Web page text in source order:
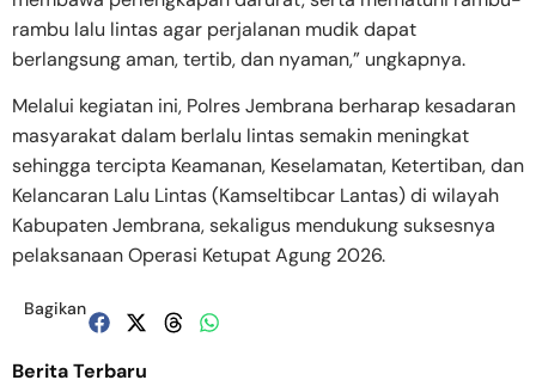
rambu lalu lintas agar perjalanan mudik dapat
berlangsung aman, tertib, dan nyaman,” ungkapnya.
Melalui kegiatan ini, Polres Jembrana berharap kesadaran
masyarakat dalam berlalu lintas semakin meningkat
sehingga tercipta Keamanan, Keselamatan, Ketertiban, dan
Kelancaran Lalu Lintas (Kamseltibcar Lantas) di wilayah
Kabupaten Jembrana, sekaligus mendukung suksesnya
pelaksanaan Operasi Ketupat Agung 2026.
Bagikan
Berita Terbaru